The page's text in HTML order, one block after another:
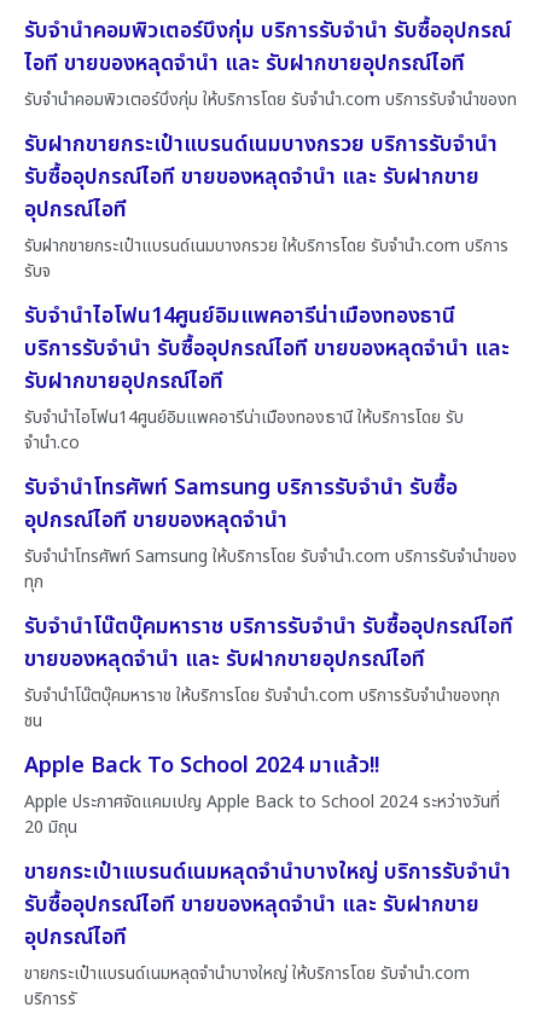
รับจำนำคอมพิวเตอร์บึงกุ่ม บริการรับจำนำ รับซื้ออุปกรณ์
ไอที ขายของหลุดจำนำ และ รับฝากขายอุปกรณ์ไอที
รับจำนำคอมพิวเตอร์บึงกุ่ม ให้บริการโดย รับจํานํา.com บริการรับจำนำของท
รับฝากขายกระเป๋าแบรนด์เนมบางกรวย บริการรับจำนำ
รับซื้ออุปกรณ์ไอที ขายของหลุดจำนำ และ รับฝากขาย
อุปกรณ์ไอที
รับฝากขายกระเป๋าแบรนด์เนมบางกรวย ให้บริการโดย รับจํานํา.com บริการ
รับจ
รับจำนำไอโฟน14ศูนย์อิมแพคอารีน่าเมืองทองธานี
บริการรับจำนำ รับซื้ออุปกรณ์ไอที ขายของหลุดจำนำ และ
รับฝากขายอุปกรณ์ไอที
รับจำนำไอโฟน14ศูนย์อิมแพคอารีน่าเมืองทองธานี ให้บริการโดย รับ
จํานํา.co
รับจำนำโทรศัพท์ Samsung บริการรับจำนำ รับซื้อ
อุปกรณ์ไอที ขายของหลุดจำนำ
รับจำนำโทรศัพท์ Samsung ให้บริการโดย รับจํานํา.com บริการรับจำนำของ
ทุก
รับจำนำโน๊ตบุ๊คมหาราช บริการรับจำนำ รับซื้ออุปกรณ์ไอที
ขายของหลุดจำนำ และ รับฝากขายอุปกรณ์ไอที
รับจำนำโน๊ตบุ๊คมหาราช ให้บริการโดย รับจํานํา.com บริการรับจำนำของทุก
ชน
Apple Back To School 2024 มาแล้ว!!
Apple ประกาศจัดแคมเปญ Apple Back to School 2024 ระหว่างวันที่
20 มิถุน
ขายกระเป๋าแบรนด์เนมหลุดจำนำบางใหญ่ บริการรับจำนำ
รับซื้ออุปกรณ์ไอที ขายของหลุดจำนำ และ รับฝากขาย
อุปกรณ์ไอที
ขายกระเป๋าแบรนด์เนมหลุดจำนำบางใหญ่ ให้บริการโดย รับจํานํา.com
บริการรั